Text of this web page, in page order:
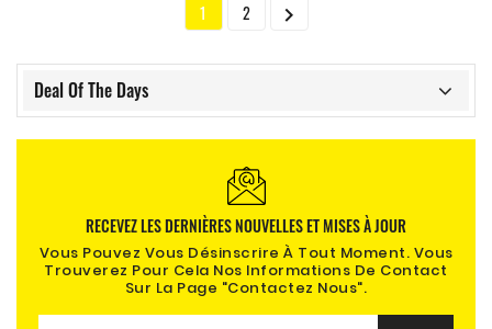
1
2 
Deal Of The Days
RECEVEZ LES DERNIÈRES NOUVELLES ET MISES À JOUR
Vous Pouvez Vous Désinscrire À Tout Moment. Vous
Trouverez Pour Cela Nos Informations De Contact
Sur La Page "contactez Nous".